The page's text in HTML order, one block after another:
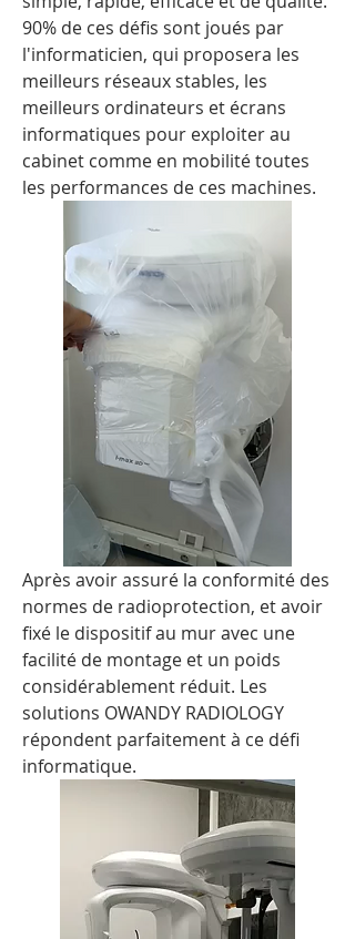
90% de ces défis sont joués par
l'informaticien, qui proposera les
meilleurs réseaux stables, les
meilleurs ordinateurs et écrans
informatiques pour exploiter au
cabinet comme en mobilité toutes
les performances de ces machines.
Après avoir assuré la conformité des
normes de radioprotection, et avoir
fixé le dispositif au mur avec une
facilité de montage et un poids
considérablement réduit. Les
solutions OWANDY RADIOLOGY
répondent parfaitement à ce défi
informatique.